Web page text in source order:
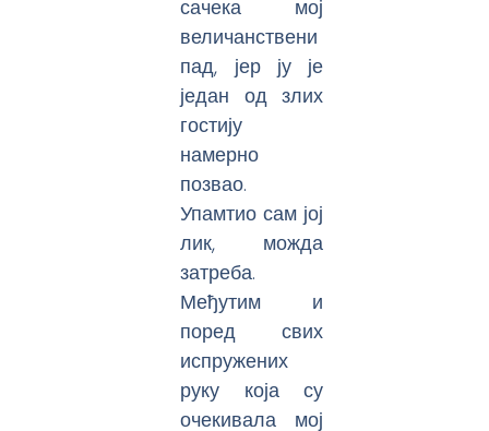
сачека мој
величанствени
пад, јер ју је
један од злих
гостију
намерно
позвао.
Упамтио сам јој
лик, можда
затреба.
Међутим и
поред свих
испружених
руку која су
очекивала мој